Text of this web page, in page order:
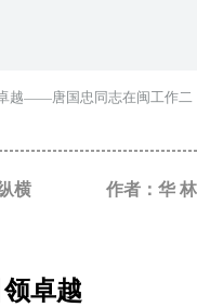
越——唐国忠同志在闽工作二
横 作者：华 林
领卓越